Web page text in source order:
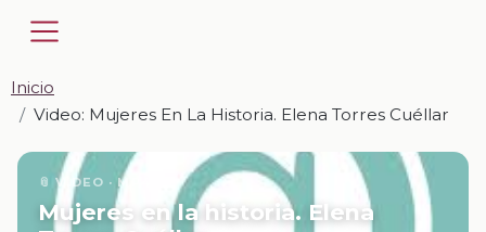
Inicio
Video: Mujeres En La Historia. Elena Torres Cuéllar
📎 VIDEO · MP4
Mujeres en la historia. Elena